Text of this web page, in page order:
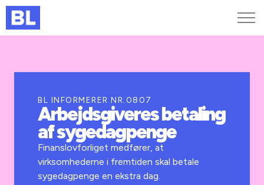
Kurser og arrangementer
Jobportalen
BL INFORMERER NR.0807
Arbejdsgiveres betaling
af sygedagpenge
Finanslovforliget medfører, at
virksomhederne i fremtiden skal betale
sygedagpenge en ekstra dag.